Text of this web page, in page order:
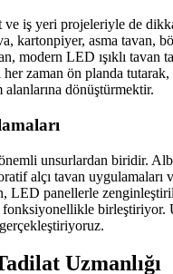
iş yeri projeleriyle de
kartonpiyer, asma
modern LED ışıklı
zaman ön planda
alanlarına dönüştürmektir.
unsurlardan biridir.
alçı tavan uygulamaları
LED panellerle
fonksiyonellikle
Uzmanlığı